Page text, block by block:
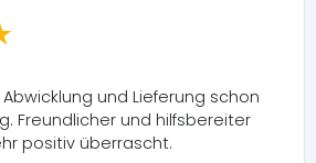
und Lieferung schon
Freundlicher und hilfsbereiter
positiv überrascht.